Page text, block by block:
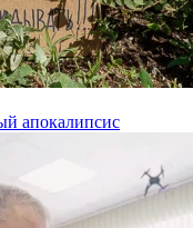
апокалипсис